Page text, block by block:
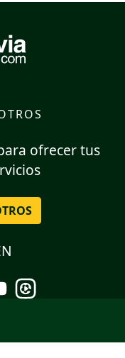
ofrecer tus